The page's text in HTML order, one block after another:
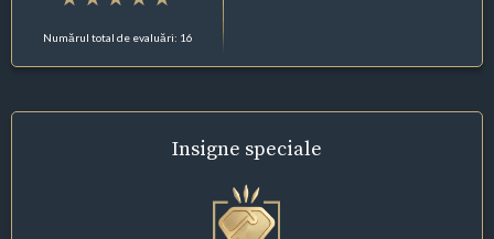
Numărul total de evaluări: 16
Insigne speciale